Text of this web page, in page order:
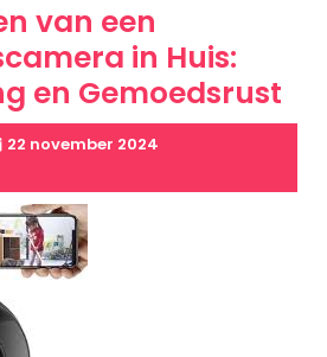
van een
in Huis:
en Gemoedsrust
22 november 2024